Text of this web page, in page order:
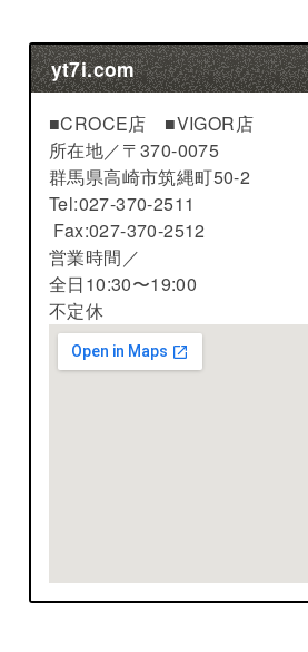
yt7i.com
■CROCE店 ■VIGOR店
所在地／〒370-0075
群馬県高崎市筑縄町50-2
Tel:027-370-2511
Fax:027-370-2512
営業時間／
全日10:30〜19:00
不定休